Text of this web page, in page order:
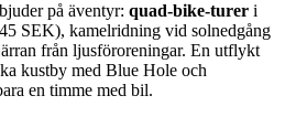
på äventyr: quad-bike-turer i
SEK), kamelridning vid solnedgång
från ljusföroreningar. En utflykt
kustby med Blue Hole och
en timme med bil.